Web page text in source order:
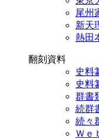
尾州
新天
熱田
翻刻資料
史料
史料
群書
続群
続々
Ｗｅ